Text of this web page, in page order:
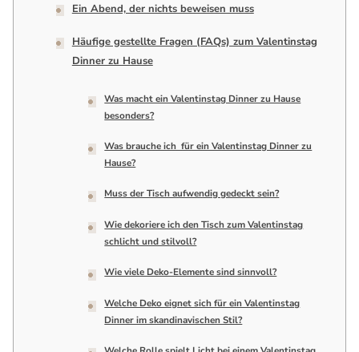
Ein Abend, der nichts beweisen muss
Häufige gestellte Fragen (FAQs) zum Valentinstag
Dinner zu Hause
Was macht ein Valentinstag Dinner zu Hause
besonders?
Was brauche ich für ein Valentinstag Dinner zu
Hause?
Muss der Tisch aufwendig gedeckt sein?
Wie dekoriere ich den Tisch zum Valentinstag
schlicht und stilvoll?
Wie viele Deko-Elemente sind sinnvoll?
Welche Deko eignet sich für ein Valentinstag
Dinner im skandinavischen Stil?